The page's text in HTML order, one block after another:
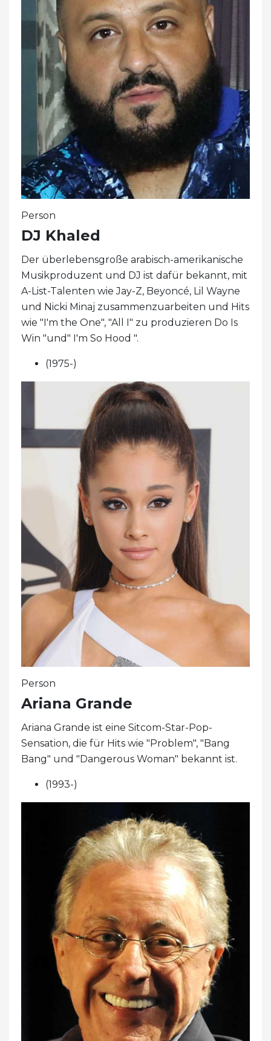
Person
DJ Khaled
Der überlebensgroße arabisch-amerikanische
Musikproduzent und DJ ist dafür bekannt, mit
A-List-Talenten wie Jay-Z, Beyoncé, Lil Wayne
und Nicki Minaj zusammenzuarbeiten und Hits
wie "I'm the One", "All I" zu produzieren Do Is
Win "und" I'm So Hood ".
(1975-)
Person
Ariana Grande
Ariana Grande ist eine Sitcom-Star-Pop-
Sensation, die für Hits wie "Problem", "Bang
Bang" und "Dangerous Woman" bekannt ist.
(1993-)